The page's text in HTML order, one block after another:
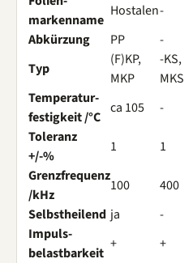
markenname
Hostalen-
Abkürzung
PP -
Typ
(F)KP,
MKP
-KS,
MKS
Temperatur-
festigkeit /°C
ca 105 -
Toleranz
+/-%
1 1
Grenzfrequenz
/kHz
100 400
Selbstheilend ja -
Impuls-
belastbarkeit
+ +